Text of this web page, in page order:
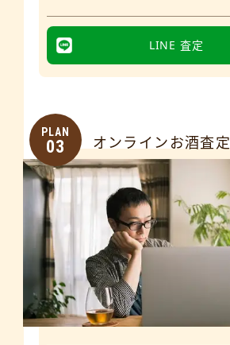
LINE 査定
PLAN
03 オンラインお酒査定